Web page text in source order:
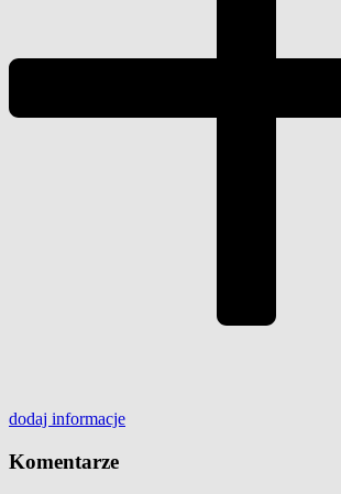
dodaj informacje
Komentarze